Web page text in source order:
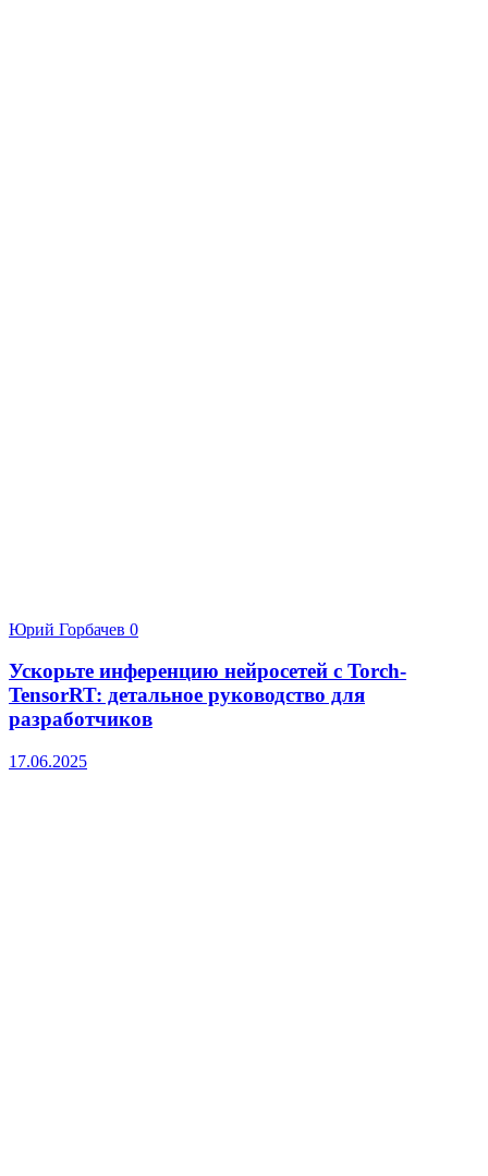
Юрий Горбачев 0
Ускорьте инференцию нейросетей с Torch-
TensorRT: детальное руководство для
разработчиков
17.06.2025